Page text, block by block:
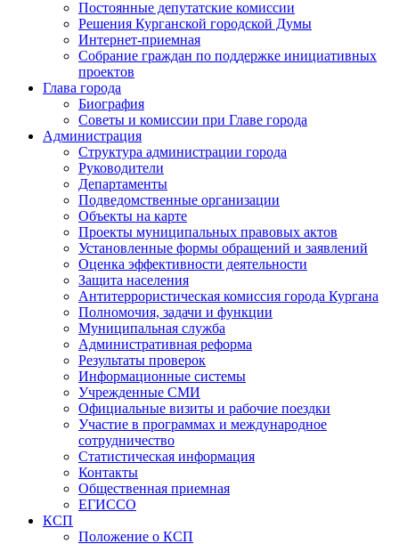
Постоянные депутатские комиссии
Решения Курганской городской Думы
Интернет-приемная
Собрание граждан по поддержке инициативных
проектов
Глава города
Биография
Советы и комиссии при Главе города
Администрация
Структура администрации города
Руководители
Департаменты
Подведомственные организации
Объекты на карте
Проекты муниципальных правовых актов
Установленные формы обращений и заявлений
Оценка эффективности деятельности
Защита населения
Антитеррористическая комиссия города Кургана
Полномочия, задачи и функции
Муниципальная служба
Административная реформа
Результаты проверок
Информационные системы
Учрежденные СМИ
Официальные визиты и рабочие поездки
Участие в программах и международное
сотрудничество
Статистическая информация
Контакты
Общественная приемная
ЕГИССО
КСП
Положение о КСП